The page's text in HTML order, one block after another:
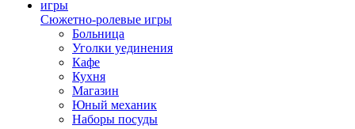
Сюжетно-ролевые игры
Больница
Уголки уединения
Кафе
Кухня
Магазин
Юный механик
Наборы посуды